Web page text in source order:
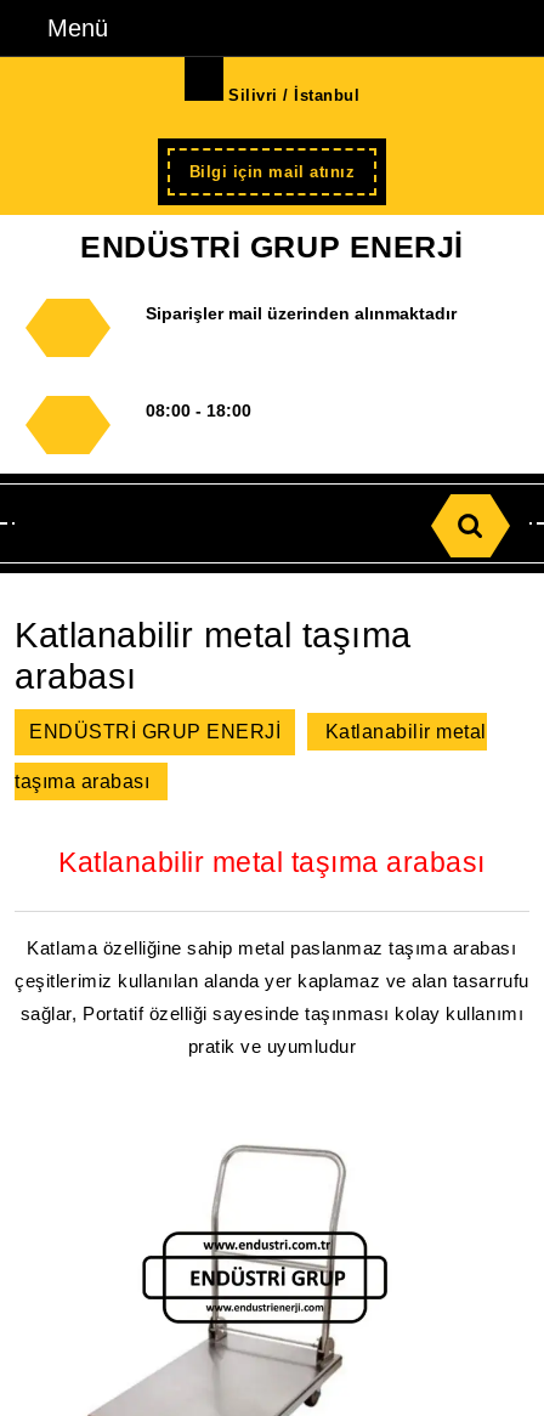
Menü
Silivri / İstanbul
Bilgi için mail atınız Şimdi
kayıt
ENDÜSTRİ GRUP ENERJİ
Siparişler mail üzerinden alınmaktadır
08:00 - 18:00
for:
Katlanabilir metal taşıma
arabası
ENDÜSTRİ GRUP ENERJİ Katlanabilir metal
taşıma arabası
Katlanabilir metal taşıma arabası
Katlama özelliğine sahip metal paslanmaz taşıma arabası
çeşitlerimiz kullanılan alanda yer kaplamaz ve alan tasarrufu
sağlar, Portatif özelliği sayesinde taşınması kolay kullanımı
pratik ve uyumludur